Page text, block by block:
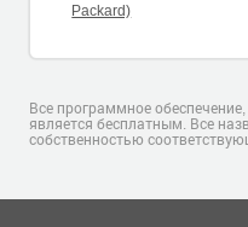
Packard)
Все программное
является бесплатным. Все
собственностью